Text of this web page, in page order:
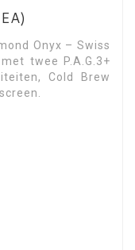
Onyx – Swiss
twee P.A.G.3+
Cold Brew